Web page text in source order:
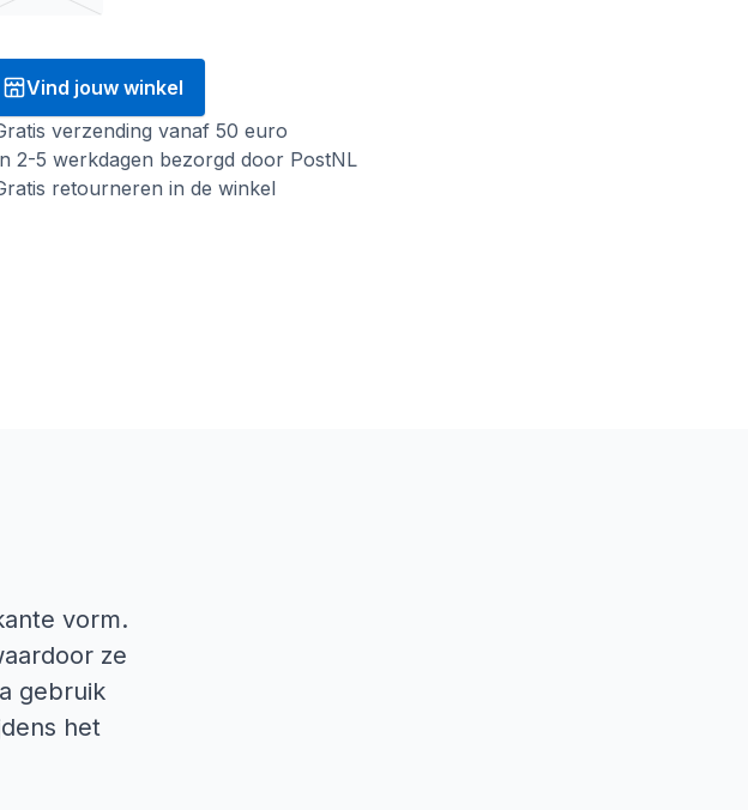
Vind jouw winkel
verzending vanaf 50 euro
2-5 werkdagen bezorgd door PostNL
retourneren in de winkel
vorm.
ze
gebruik
het